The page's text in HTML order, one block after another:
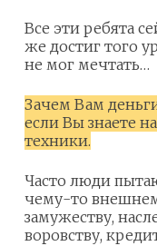
Все эти ребята
же достиг того
не мог мечтать…
Зачем Вам
если Вы знаете
техники.
Часто люди
чему-то
замужеству,
воровству,